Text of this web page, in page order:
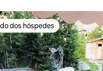
dos hóspedes
dos hóspedes